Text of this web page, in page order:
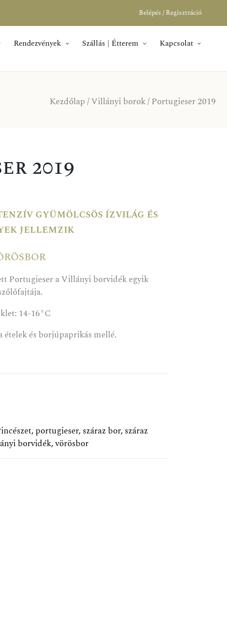
Belépés / Regisztráció
Rendezvények Szállás | Étterem Kapcsolat
Kezdőlap/Villányi borok/ Portugieser 2019
2019
gyümölcsös ízvilág és
jellemzik
Portugieser a Villányi borvidék egyik
14-16°C
ételek és borjúpaprikás mellé.
,portugieser,száraz bor,száraz
borvidék,vörösbor